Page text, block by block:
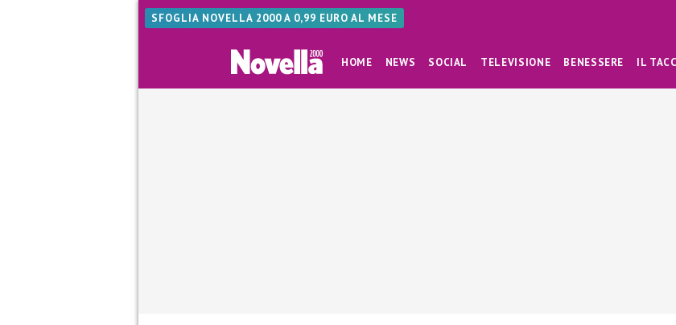
SFOGLIA NOVELLA 2000 A 0,99 EURO AL MESE
HOME NEWS SOCIAL TELEVISIONE BENESSERE IL